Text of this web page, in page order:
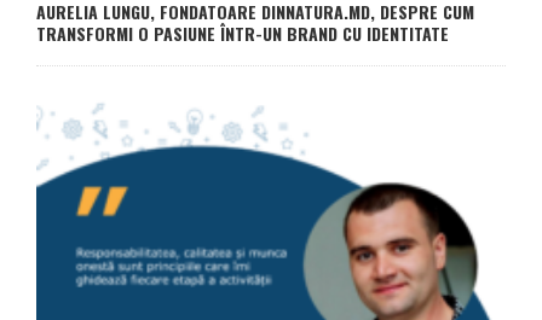
AURELIA LUNGU, FONDATOARE DINNATURA.MD, DESPRE CUM
TRANSFORMI O PASIUNE ÎNTR-UN BRAND CU IDENTITATE